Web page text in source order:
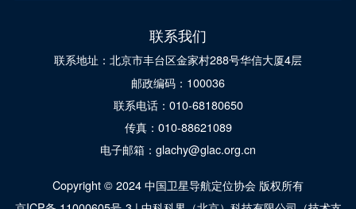
联系我们
联系地址：北京市丰台区金家村288号华信大厦4层
邮政编码：100036
联系电话：010-68180650
传真：010-88621089
电子邮箱：glachy@glac.org.cn
Copyright © 2024 中国卫星导航定位协会 版权所有